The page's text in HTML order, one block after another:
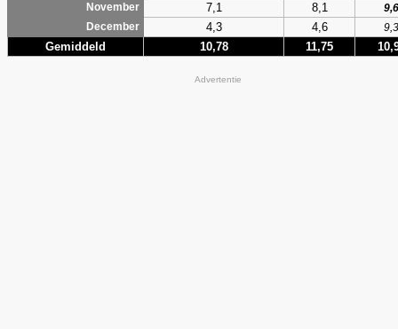
November 7,1 8,1
9,6
December
4,3 4,6 9,3
Gemiddeld 10,78 11,75
Advertentie